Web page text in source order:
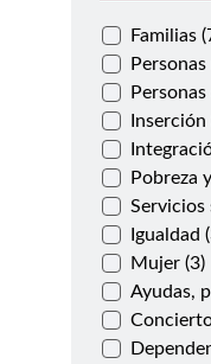
Familias
Inserción
Pobreza
Servicios
Igualdad
Mujer (3)
Ayudas,